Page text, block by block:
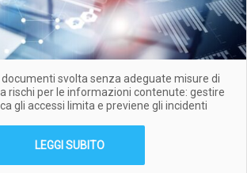
documenti svolta senza adeguate misure di
rischi per le informazioni contenute: gestire
gli accessi limita e previene gli incidenti
LEGGI SUBITO